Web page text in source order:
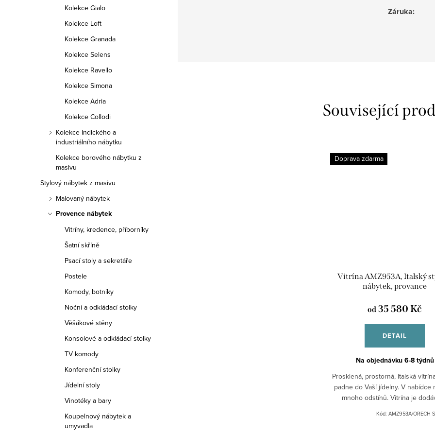
Kolekce Gialo
Kolekce Loft
Kolekce Granada
Kolekce Selens
Kolekce Ravello
Kolekce Simona
Kolekce Adria
Kolekce Collodi
Kolekce Indického a
industriálního nábytku
Kolekce borového nábytku z
masivu
Stylový nábytek z masivu
Malovaný nábytek
Provence nábytek
Vitríny, kredence, příborníky
Šatní skříně
Psací stoly a sekretáře
Postele
Komody, botníky
Noční a odkládací stolky
Věšákové stěny
Konsolové a odkládací stolky
TV komody
Konferenční stolky
Jídelní stoly
Vinotéky a bary
Koupelnový nábytek a
umyvadla
Záruka:
Související
Doprava zdarma
Vitrína AMZ953A, Italský
nábytek, provance
od 35 580 Kč
DETAIL
Na objednávku 6-8 týdnů
Prosklená, prostorná, italská
padne do Vaší jídelny. V nabídce
mnoho odstínů. Vitrína je
Kód: AMZ953A/ORECH